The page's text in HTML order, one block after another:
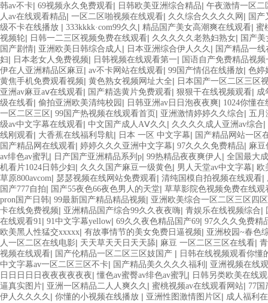
韩av不卡| 69视频永久免费观看| 日韩欧美亚洲综合精品| 午夜激情一区二
人av在线观看精品| 一区二区啪视频在线观看| 久久综合久久久久网 | 国
级不卡在线播放 | 333kkkk·com99久久 | 精品国产美女高潮爽在线观看| 蜜
视频轮| 日韩一二三区视频免费在线观看| 久久久久久老熟妇熟女| 国产
国产剧情| 亚洲欧美日韩综合成人 | 日本亚洲综合伊人久久 | 国产精品一
妇| 日本老女人免费视频| 日韩视频在线观看第一| 国语自产免费精品视
伊在人亚洲精品区麻豆| av不卡网站在线观看| 99国产情侣在线播放| 色婷
黄焦手机免费观看视频| 黄色熟女视频网址大全| 日本国产一区二区三区
亚洲av麻豆aⅴ在线观看| 国产精选黄片免费观看| 狠狠干在线视频观看| 成
级在线看| 偷拍亚洲欧美清纯校园 | 日韩亚洲av日日泡夜夜爽| 1024你懂在
一区二区三区 | 99国产热视频在线观看首页 | 亚洲激情婷婷久久综合| 五月
级av中文字幕在线观看| 中文国产成人AⅤ久久 | 久久久久成人亚洲av综合|
线刚观看| 大香蕉在线福利导航| 日本 一区 中文字幕| 国产精品网站一区
国产精品网在线观看| 婷婷久久久亚洲中文字幕| 97久久久免费精品| 麻豆
av绯色av蜜乳| 日产国产亚洲精品系列p| 99热精品夜夜爽伊人 | 全国最大
机看片1024日韩少妇| 久久久国产麻豆一级黄色| 男人天堂av中文字幕| 欧
草原800avcom| 瑟瑟视频在线网站免费观看| 清纯国模自拍视频在线观看|
国产777自拍| 国产55夜色66夜色男人的天堂| 草草影院色视频免费在线观
pron国产日韩| 99最新国产精品精品视频| 亚洲欧美综合一区二区三区四区
卡在线免费视频| 亚洲精品国产综合99久久夜夜嗨| 青娱乐在线视频综合|
在线观看91| 91中文字幕yellow| 69久久夜色精品国产69| 97久久久免费精
欧美黑人性猛交xxxxx| 有故事情节的美女免费日逼视频| 亚洲校园~春色
人一区二区在线电影| 天天草天天日天天舔| 麻豆 一区二区三区在线看|
视频在线观看| 国产伦精品一区二区三区妓国产 | 日韩在线视频观看你懂
中文字幕av一区二区三区不卡| 国产精品美久久久久福利 | 亚洲视频在线
日日日日日夜夜夜夜夜夜|懂色av蜜臀av绯色av蜜乳| 日韩另类欧美在线
逼真实图片| 亚洲一区精品二人人爽久久 | 蜜桃视频av在线观看网站| 77国
伊人久久久久 | 你懂的小视频在线播放 | 亚洲性图激情图片区 | 成人福利